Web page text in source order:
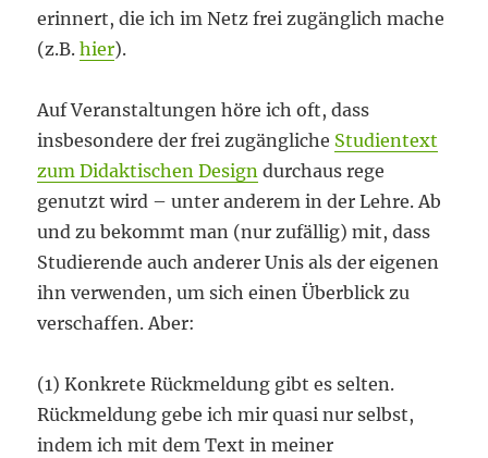
erinnert, die ich im Netz frei zugänglich mache
(z.B.hier).
Auf Veranstaltungen höre ich oft, dass
insbesondere der frei zugängliche Studientext
zum Didaktischen Design durchaus rege
genutzt wird – unter anderem in der Lehre. Ab
und zu bekommt man (nur zufällig) mit, dass
Studierende auch anderer Unis als der eigenen
ihn verwenden, um sich einen Überblick zu
verschaffen. Aber:
(1) Konkrete Rückmeldung gibt es selten.
Rückmeldung gebe ich mir quasi nur selbst,
indem ich mit dem Text in meiner